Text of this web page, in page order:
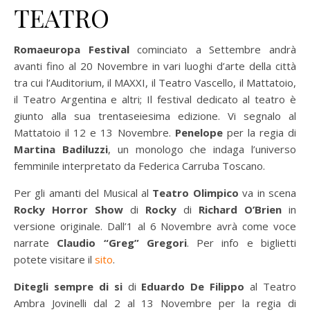
TEATRO
Romaeuropa Festivalcominciato a Settembre andrà
avanti fino al 20 Novembre in vari luoghi d’arte della città
tra cui l’Auditorium, il MAXXI, il Teatro Vascello, il Mattatoio,
il Teatro Argentina e altri; Il festival dedicato al teatro è
giunto alla sua trentaseiesima edizione. Vi segnalo al
Mattatoio il 12 e 13 Novembre. Penelopeper la regia di
Martina Badiluzzi, un monologo che indaga l’universo
femminile interpretato da Federica Carruba Toscano.
Per gli amanti del Musical al Teatro Olimpico va in scena
Rocky Horror Show di Rocky di Richard O’Brien in
versione originale. Dall’1 al 6 Novembre avrà come voce
narrate Claudio “Greg” Gregori. Per info e biglietti
potete visitare il sito.
Ditegli sempre di sidi Eduardo De Filippo al Teatro
Ambra Jovinelli dal 2 al 13 Novembre per la regia di